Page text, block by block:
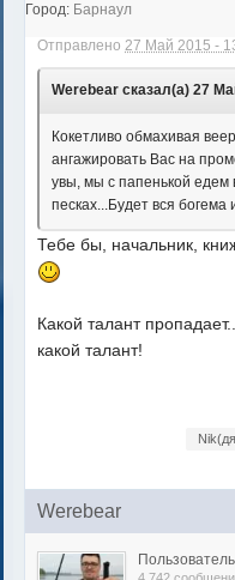
Город: Барнаул
Отправлено27 Май 2015 -
Werebear сказал(а) 27
Кокетливо обмахивая
ангажировать Вас на
увы, мы с папенькой едем
песках...Будет вся
Тебе бы, начальник,
Какой талант
какой талант!
Werebear
Пользователь